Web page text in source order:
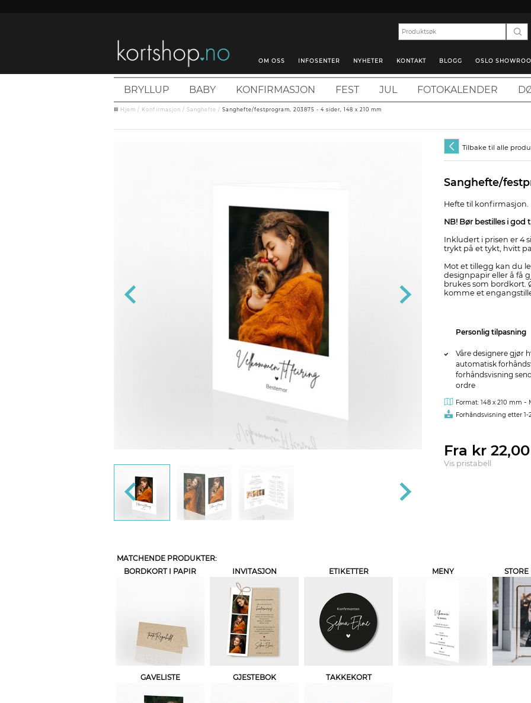
OM OSS INFOSENTER NYHETER KONTAKT BLOGG OSLO
BRYLLUP BABY KONFIRMASJON FEST JUL FOTOKALENDER
Hjem / Konfirmasjon / Sanghefte / Sanghefte/festprogram, 203875 - 4 sider, 148 x 210 mm
Tilbake til alle
Sanghefte/
Hefte til konfirmasjon.
NB! Bør bestilles i god
Inkludert i prisen er 4
trykt på et tykt, hvitt
Mot et tillegg kan du
designpapir eller å få
brukes som bordkort.
komme et
Personlig tilpasning
Våre designere gjør
automatisk
forhåndsvisning
ordre
Format: 148 x 210 mm -
Forhåndsvisning etter
Fra kr
Vis pristabell
MATCHENDE PRODUKTER:
BORDKORT I PAPIR
INVITASJON ETIKETTER MENY
GAVELISTE GJESTEBOK TAKKEKORT